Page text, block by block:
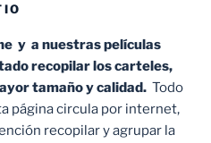
y a nuestras películas
recopilar los carteles,
tamaño y calidad. Todo
página circula por internet,
recopilar y agrupar la